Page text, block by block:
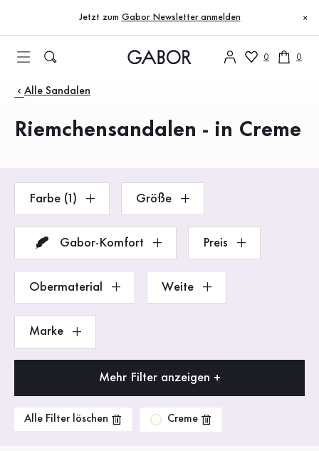
Zum Inhaltsverzeichnis
Zur Hauptnavigation
Jetzt zum Gabor Newsletter anmelden ×
0 0
Produkte
Alle Sandalen
Riemchensandalen - in Creme
Farbe (1) Größe
Gabor-Komfort Preis
Obermaterial Weite
Marke
Mehr Filter anzeigen +
Alle Filter löschen Creme